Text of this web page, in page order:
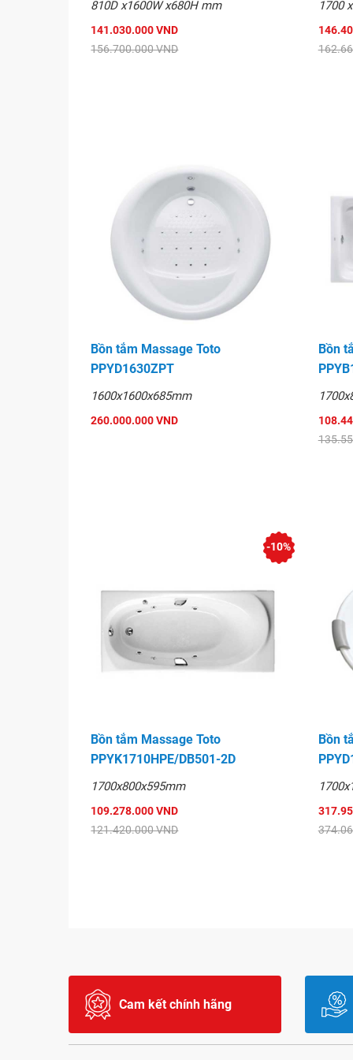
Hình ảnh
810D x1600W x680H mm
141.030.000 VND
156.700.000 VND
1700
Bồn tắm Massage Toto
PPYD1630ZPT
1600x1600x685mm
260.000.000 VND
Bồn
Bồn tắm Massage Toto
PPYK1710HPE/DB501-2D
1700x800x595mm
109.278.000 VND
121.420.000 VND
-10%
Bồn
Cam kết chính hãng